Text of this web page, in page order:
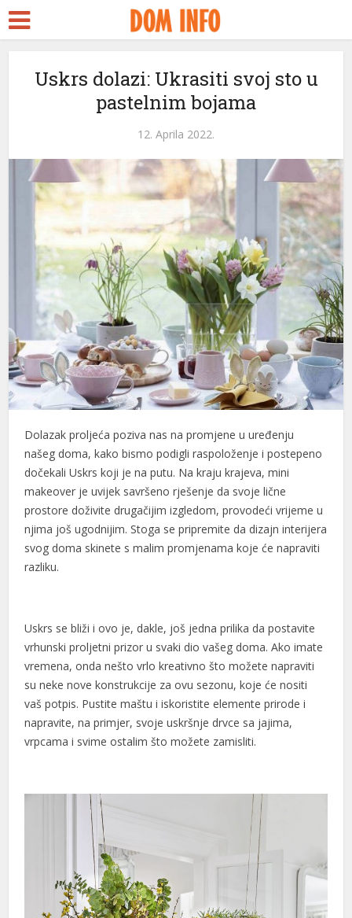
Uskrs dolazi: Ukrasiti svoj sto u
pastelnim bojama
12. Aprila 2022.
Dolazak proljeća poziva nas na promjene u uređenju
našeg doma, kako bismo podigli raspoloženje i postepeno
dočekali Uskrs koji je na putu. Na kraju krajeva, mini
makeover je uvijek savršeno rješenje da svoje lične
prostore doživite drugačijim izgledom, provodeći vrijeme u
njima još ugodnijim. Stoga se pripremite da dizajn interijera
svog doma skinete s malim promjenama koje će napraviti
razliku.
Uskrs se bliži i ovo je, dakle, još jedna prilika da postavite
vrhunski proljetni prizor u svaki dio vašeg doma. Ako imate
vremena, onda nešto vrlo kreativno što možete napraviti
su neke nove konstrukcije za ovu sezonu, koje će nositi
vaš potpis. Pustite maštu i iskoristite elemente prirode i
napravite, na primjer, svoje uskršnje drvce sa jajima,
vrpcama i svime ostalim što možete zamisliti.